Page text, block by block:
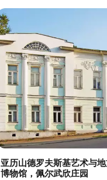
亚历山德罗夫斯基艺术与
博物馆，佩尔武欣庄园